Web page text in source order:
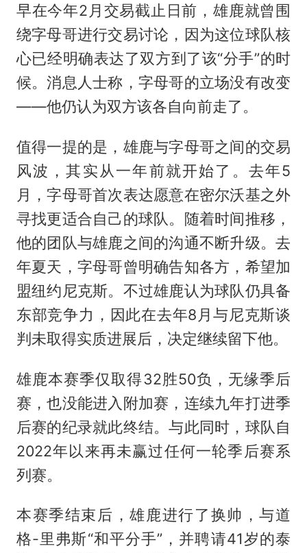
早在今年2月交易截止日前，雄鹿就曾围
绕字母哥进行交易讨论，因为这位球队核
心已经明确表达了双方到了该“分手”的时
候。消息人士称，字母哥的立场没有改变
——他仍认为双方该各自向前走了。
值得一提的是，雄鹿与字母哥之间的交易
风波，其实从一年前就开始了。去年5
月，字母哥首次表达愿意在密尔沃基之外
寻找更适合自己的球队。随着时间推移，
他的团队与雄鹿之间的沟通不断升级。去
年夏天，字母哥曾明确告知各方，希望加
盟纽约尼克斯。不过雄鹿认为球队仍具备
东部竞争力，因此在去年8月与尼克斯谈
判未取得实质进展后，决定继续留下他。
雄鹿本赛季仅取得32胜50负，无缘季后
赛，也没能进入附加赛，连续九年打进季
后赛的纪录就此终结。与此同时，球队自
2022年以来再未赢过任何一轮季后赛系
列赛。
本赛季结束后，雄鹿进行了换帅，与道
格-里弗斯“和平分手”，并聘请41岁的泰